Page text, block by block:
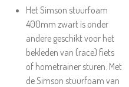
Het Simson stuurfoam
400mm zwart is onder
andere geschikt voor het
bekleden van (race) fiets
of hometrainer sturen. Met
de Simson stuurfoam van